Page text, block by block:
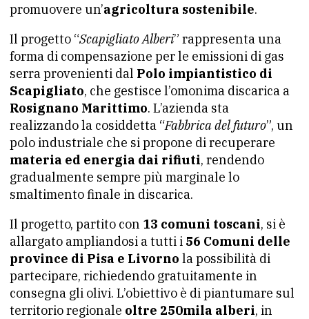
promuovere un’agricoltura sostenibile.
Il progetto “Scapigliato Alberi” rappresenta una
forma di compensazione per le emissioni di gas
serra provenienti dal Polo impiantistico di
Scapigliato, che gestisce l’omonima discarica a
Rosignano Marittimo. L’azienda sta
realizzando la cosiddetta “Fabbrica del futuro”, un
polo industriale che si propone di recuperare
materia ed energia dai rifiuti, rendendo
gradualmente sempre più marginale lo
smaltimento finale in discarica.
Il progetto, partito con 13 comuni toscani, si è
allargato ampliandosi a tutti i 56 Comuni delle
province di Pisa e Livorno la possibilità di
partecipare, richiedendo gratuitamente in
consegna gli olivi. L’obiettivo è di piantumare sul
territorio regionale oltre 250mila alberi, in